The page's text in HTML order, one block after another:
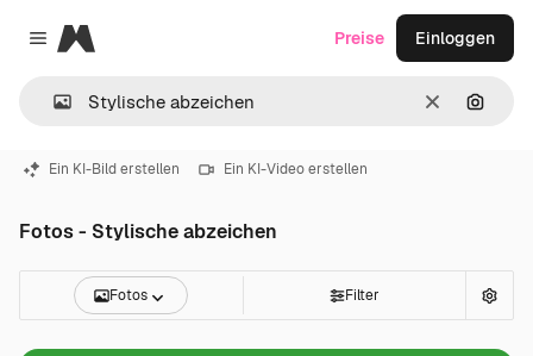
Close menu
Magnific
LöschenNach
Preise Einloggen
Ein KI-Bild erstellen Ein KI-Video erstellen
Fotos - Stylische abzeichen
Fotos Filter